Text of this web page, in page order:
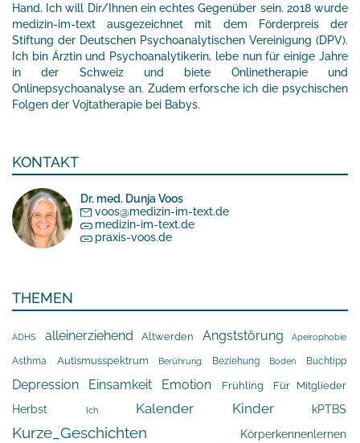
Hand. Ich will Dir/Ihnen ein echtes Gegenüber sein. 2018 wurde
medizin-im-text ausgezeichnet mit dem Förderpreis der
Stiftung der Deutschen Psychoanalytischen Vereinigung (DPV).
Ich bin Ärztin und Psychoanalytikerin, lebe nun für einige Jahre
in der Schweiz und biete Onlinetherapie und
Onlinepsychoanalyse an. Zudem erforsche ich die psychischen
Folgen der Vojtatherapie bei Babys.
KONTAKT
Dr. med. Dunja Voos
voos@medizin-im-text.de
medizin-im-text.de
praxis-voos.de
THEMEN
ADHS alleinerziehend Altwerden Angststörung Apeirophobie
Asthma Autismusspektrum Berührung Beziehung Boden Buchtipp
Depression Einsamkeit Emotion Frühling Für Mitglieder
Herbst Ich Kalender Kinder kPTBS
Kurze_Geschichten Körperkennenlernen